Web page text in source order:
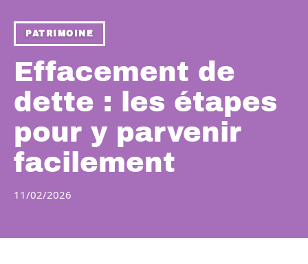
PATRIMOINE
Effacement de
dette : les étapes
pour y parvenir
facilement
11/02/2026